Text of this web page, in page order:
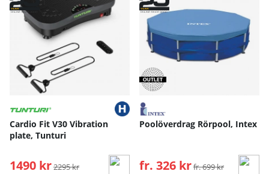
Cardio Fit V30 Vibration
plate, Tunturi
1490 kr Ordinarie pris:
2295 kr
Poolöverdrag Rörpool, Intex
fr. 326 kr Ordinarie pris:
fr. 699 kr